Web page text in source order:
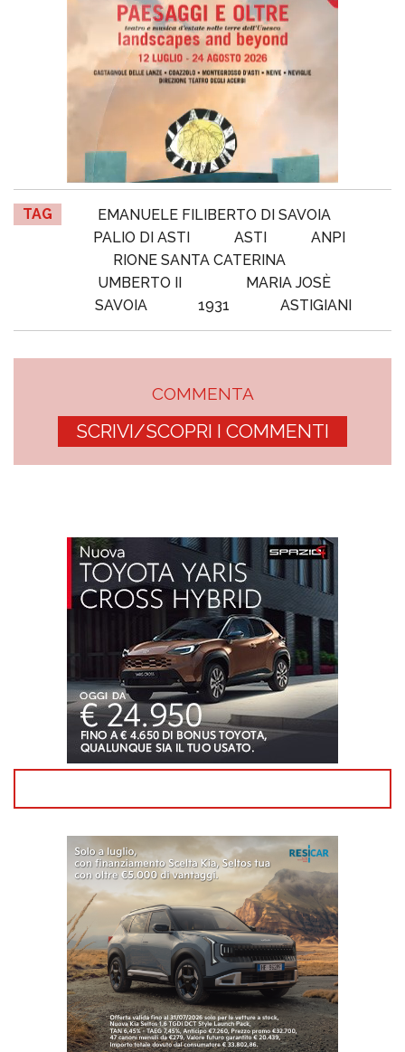
TAG
EMANUELE FILIBERTO DI SAVOIA
PALIO DI ASTI
ASTI
ANPI
RIONE SANTA CATERINA
UMBERTO II
MARIA JOSÈ
SAVOIA
1931 ASTIGIANI
COMMENTA
SCRIVI/SCOPRI I COMMENTI